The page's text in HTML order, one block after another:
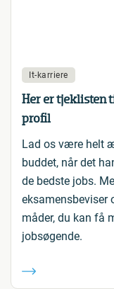
It-karriere
Her er tjeklisten
profil
Lad os være helt
buddet, når det
de bedste jobs.
eksamensbeviser
måder, du kan få
jobsøgende.